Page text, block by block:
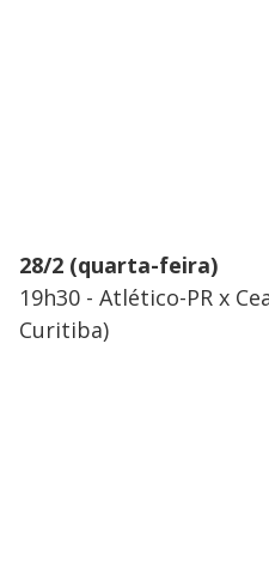
28/2 (quarta-feira)
19h30 - Atlético-PR x
Curitiba)